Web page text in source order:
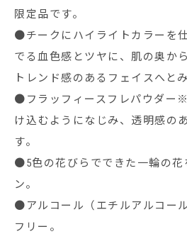
限定品です。
●チークにハイライトカラーを
でる血色感とツヤに、肌の奥か
トレンド感のあるフェイスへと
●フラッフィースフレパウダー
け込むようになじみ、透明感の
す。
●5色の花びらでできた一輪の花
ン。
●アルコール（エチルアルコー
フリー。